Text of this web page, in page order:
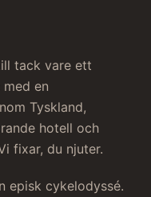
tack vare ett
en
Tyskland,
hotell och
fixar, du njuter.
episk cykelodyssé.